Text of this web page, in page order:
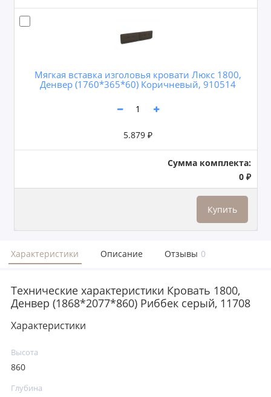
Мягкая вставка изголовья кровати Люкс 1800,
Денвер (1760*365*60) Коричневый, 910514
5.879 ₽
Сумма комплекта:
0 ₽
Купить
Характеристики Описание Отзывы 0
Технические характеристики Кровать 1800,
Денвер (1868*2077*860) Риббек серый, 11708
Характеристики
Высота
860
Глубина